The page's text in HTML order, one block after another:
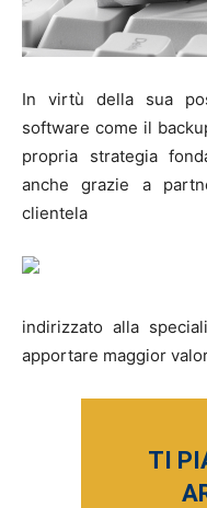
In virtù della sua
software come il
propria strategia
anche grazie a
clientela
indirizzato alla
apportare maggior
TI